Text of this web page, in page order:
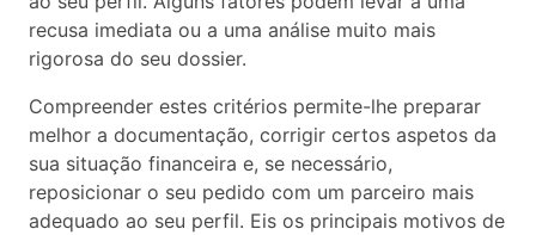
recusa imediata ou a uma análise muito mais
rigorosa do seu dossier.
Compreender estes critérios permite-lhe preparar
melhor a documentação, corrigir certos aspetos da
sua situação financeira e, se necessário,
reposicionar o seu pedido com um parceiro mais
adequado ao seu perfil. Eis os principais motivos de